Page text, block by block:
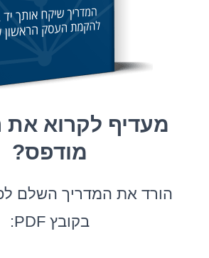
מעדיף לקרוא את
מודפס?
הורד את המדריך השלם
בקובץ PDF: